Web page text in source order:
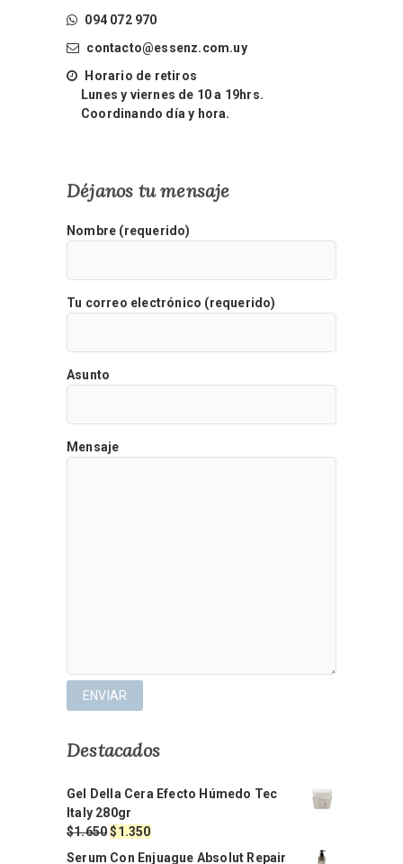
094 072 970
contacto@essenz.com.uy
Horario de retiros
Lunes y viernes de 10 a 19hrs.
Coordinando día y hora.
Déjanos tu mensaje
Nombre (requerido)
Tu correo electrónico (requerido)
Asunto
Mensaje
Destacados
Gel Della Cera Efecto Húmedo Tec
Italy 280gr
$1.650El
precio
$1.350El
precio
Serum Con Enjuague Absolut Repair